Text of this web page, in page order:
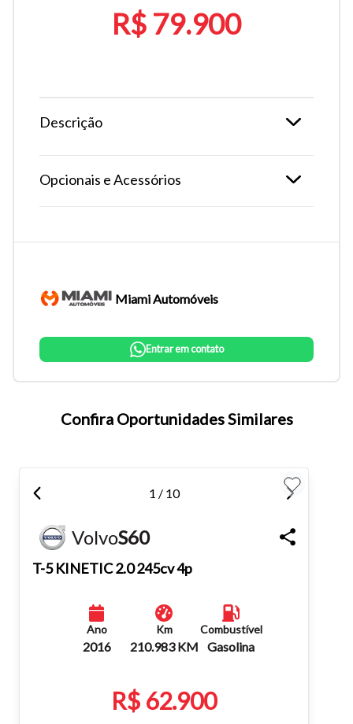
Tamanho do texto
atalhos Ctrl+ (para aumentar) e Ctrl- (para diminuir) no seu
teclado.
Fechar
R$ 79.900
Descrição
Opcionais e Acessórios
Miami Automóveis
Entrar em contato
Confira Oportunidades Similares
1 / 10
VolvoS60
T-5 KINETIC 2.0 245cv 4p
Ano
2016
Km
210.983 KM
Combustível
Gasolina
R$ 62.900